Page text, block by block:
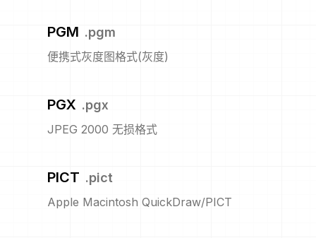
PGM .pgm
便携式灰度图格式(灰度)
PGX .pgx
JPEG 2000 无损格式
PICT .pict
Apple Macintosh QuickDraw/PICT